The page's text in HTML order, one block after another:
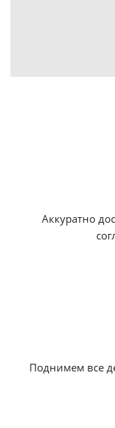
Аккуратно
Поднимем все